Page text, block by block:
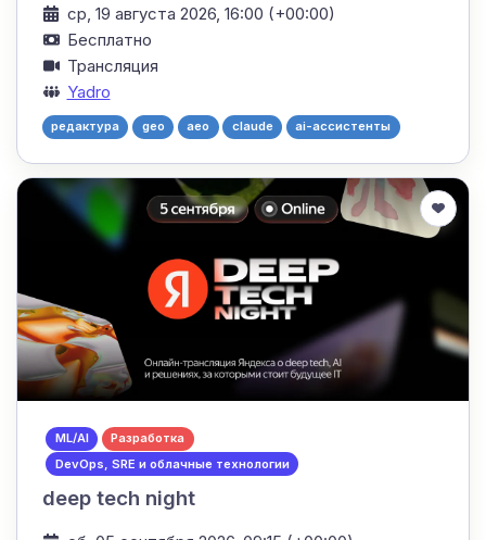
ср, 19 августа 2026, 16:00 (+00:00)
Бесплатно
Трансляция
Yadro
редактура geo aeo claude ai-ассистенты
ML/AI
Разработка
DevOps, SRE и облачные технологии
deep tech night